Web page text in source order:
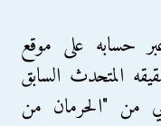
حسابه على موقع
المتحدث السابق
من "الحرمان من